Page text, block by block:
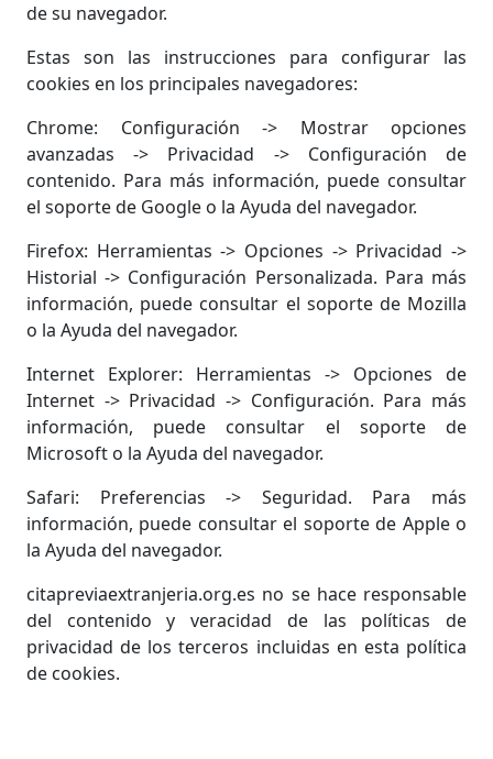
de su navegador.
Estas son las instrucciones para configurar las
cookies en los principales navegadores:
Chrome: Configuración -> Mostrar opciones
avanzadas -> Privacidad -> Configuración de
contenido. Para más información, puede consultar
el soporte de Google o la Ayuda del navegador.
Firefox: Herramientas -> Opciones -> Privacidad ->
Historial -> Configuración Personalizada. Para más
información, puede consultar el soporte de Mozilla
o la Ayuda del navegador.
Internet Explorer: Herramientas -> Opciones de
Internet -> Privacidad -> Configuración. Para más
información, puede consultar el soporte de
Microsoft o la Ayuda del navegador.
Safari: Preferencias -> Seguridad. Para más
información, puede consultar el soporte de Apple o
la Ayuda del navegador.
citapreviaextranjeria.org.es no se hace responsable
del contenido y veracidad de las políticas de
privacidad de los terceros incluidas en esta política
de cookies.